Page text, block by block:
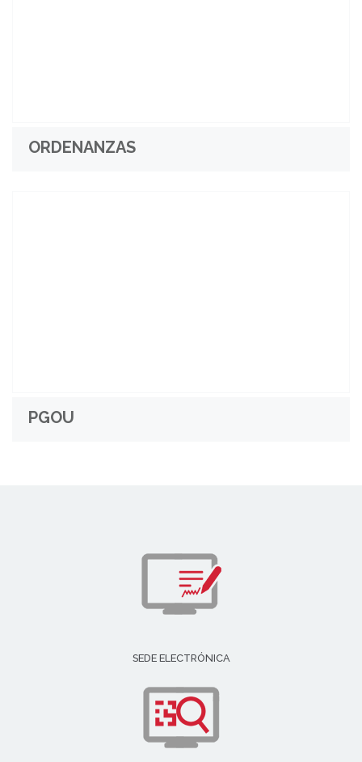
ORDENANZAS
PGOU
SEDE ELECTRÓNICA